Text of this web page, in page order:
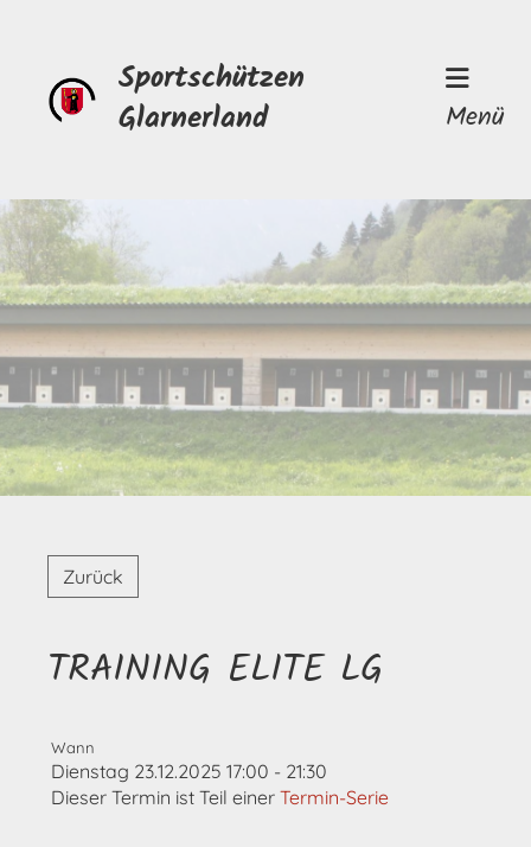
Sportschützen
Glarnerland
Menü
Zurück
TRAINING ELITE LG
Wann
Dienstag 23.12.2025 17:00 - 21:30
Dieser Termin ist Teil einer Termin-Serie